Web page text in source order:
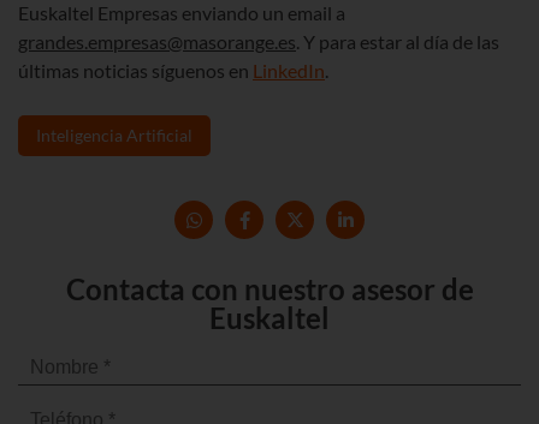
Euskaltel Empresas enviando un email a
grandes.empresas@masorange.es. Y para estar al día de las
últimas noticias síguenos en LinkedIn.
Inteligencia Artificial
Contacta con nuestro asesor de
Euskaltel